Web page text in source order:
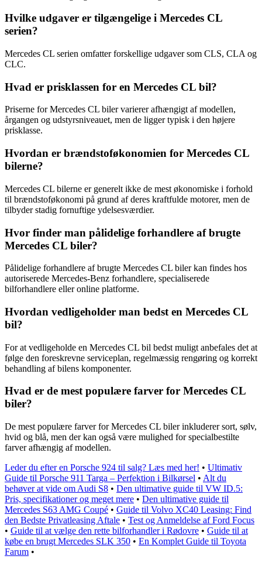
Hvilke udgaver er tilgængelige i Mercedes CL
serien?
Mercedes CL serien omfatter forskellige udgaver som CLS, CLA og
CLC.
Hvad er prisklassen for en Mercedes CL bil?
Priserne for Mercedes CL biler varierer afhængigt af modellen,
årgangen og udstyrsniveauet, men de ligger typisk i den højere
prisklasse.
Hvordan er brændstoføkonomien for Mercedes CL
bilerne?
Mercedes CL bilerne er generelt ikke de mest økonomiske i forhold
til brændstoføkonomi på grund af deres kraftfulde motorer, men de
tilbyder stadig fornuftige ydelsesværdier.
Hvor finder man pålidelige forhandlere af brugte
Mercedes CL biler?
Pålidelige forhandlere af brugte Mercedes CL biler kan findes hos
autoriserede Mercedes-Benz forhandlere, specialiserede
bilforhandlere eller online platforme.
Hvordan vedligeholder man bedst en Mercedes CL
bil?
For at vedligeholde en Mercedes CL bil bedst muligt anbefales det at
følge den foreskrevne serviceplan, regelmæssig rengøring og korrekt
behandling af bilens komponenter.
Hvad er de mest populære farver for Mercedes CL
biler?
De mest populære farver for Mercedes CL biler inkluderer sort, sølv,
hvid og blå, men der kan også være mulighed for specialbestilte
farver afhængig af modellen.
Leder du efter en Porsche 924 til salg? Læs med her! • Ultimativ
Guide til Porsche 911 Targa – Perfektion i Bilkørsel • Alt du
behøver at vide om Audi S8 • Den ultimative guide til VW ID.5:
Pris, specifikationer og meget mere • Den ultimative guide til
Mercedes S63 AMG Coupé • Guide til Volvo XC40 Leasing: Find
den Bedste Privatleasing Aftale • Test og Anmeldelse af Ford Focus
• Guide til at vælge den rette bilforhandler i Rødovre • Guide til at
købe en brugt Mercedes SLK 350 • En Komplet Guide til Toyota
Farum •